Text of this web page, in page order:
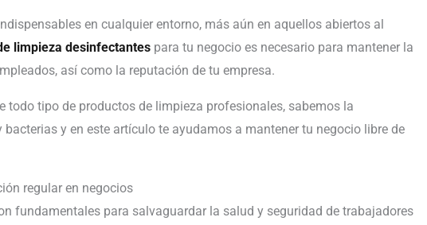
en cualquier entorno, más aún en aquellos abiertos al
limpieza desinfectantes para tu negocio es necesario para mantener la
así como la reputación de tu empresa.
todo tipo de productos de limpieza profesionales, sabemos la
y en este artículo te ayudamos a mantener tu negocio libre de
regular en negocios
fundamentales para salvaguardar la salud y seguridad de trabajadores